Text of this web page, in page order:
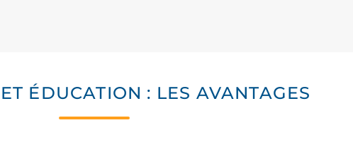
ÉDUCATION : LES AVANTAGES